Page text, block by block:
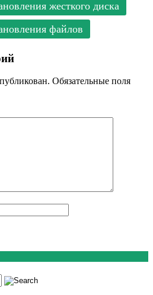
жесткого диска
файлов
Обязательные поля